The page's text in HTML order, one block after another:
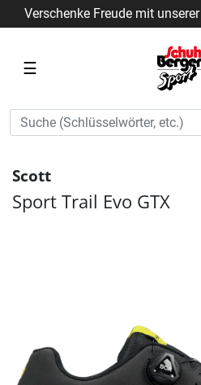
Verschenke Freude mit unserer
☰
Scott
Sport Trail Evo GTX